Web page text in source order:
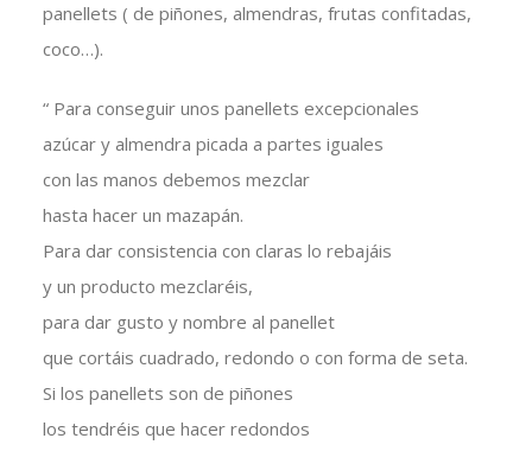
panellets ( de piñones, almendras, frutas confitadas,
coco…).
“ Para conseguir unos panellets excepcionales
azúcar y almendra picada a partes iguales
con las manos debemos mezclar
hasta hacer un mazapán.
Para dar consistencia con claras lo rebajáis
y un producto mezclaréis,
para dar gusto y nombre al panellet
que cortáis cuadrado, redondo o con forma de seta.
Si los panellets son de piñones
los tendréis que hacer redondos